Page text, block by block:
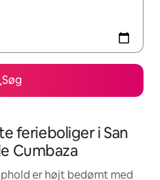
Søg
ferieboliger i San
Cumbaza
er højt bedømt med